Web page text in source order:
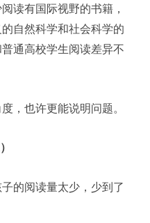
读有国际视野的书籍，
自然科学和社会科学的
通高校学生阅读差异不
，也许更能说明问题。
的阅读量太少，少到了